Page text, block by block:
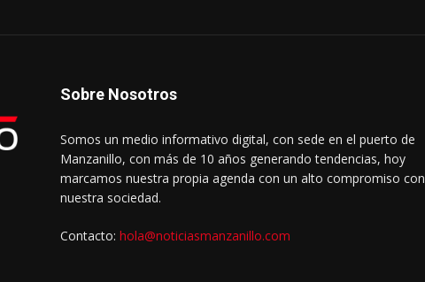
Sobre Nosotros
Somos un medio informativo digital, con sede en el puerto de
Manzanillo, con más de 10 años generando tendencias, hoy
marcamos nuestra propia agenda con un alto compromiso con
nuestra sociedad.
Contacto: hola@noticiasmanzanillo.com